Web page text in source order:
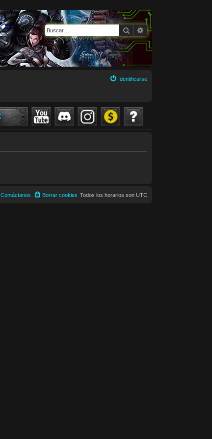
BuscarBúsqueda avanzada
Identificarse
Todos los horarios son UTC
Borrar cookies
Contáctanos